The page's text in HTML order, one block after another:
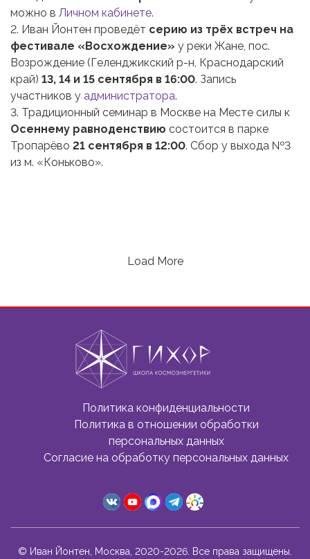
можно в Личном кабинете.
2. Иван Йонтен проведёт серию из трёх встреч на
фестивале «Восхождение» у реки Жане, пос.
Возрождение (Геленджикский р-н, Краснодарский
край) 13, 14 и 15 сентября в 16:00. Запись
участников у администратора.
3. Традиционный семинар в Москве на Месте силы к
Осеннему равноденствию состоится в парке
Тропарёво 21 сентября в 12:00. Сбор у выхода №3
из м. «Коньково».
Load More
Политика конфиденциальности
Политика в отношении обработки
персональных данных
Согласие на обработку персональных данных
© Иван Йонтен, Москва, 2020-2026. Все права защищены.